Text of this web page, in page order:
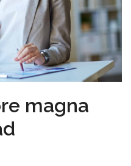
magna